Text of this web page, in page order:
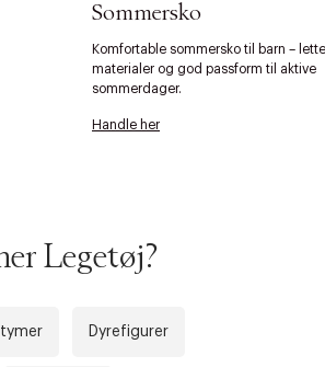
Sommersko
Komfortable sommersko til barn – lette
materialer og god passform til aktive
sommerdager.
Handle her
Legetøj?
Dyrefigurer